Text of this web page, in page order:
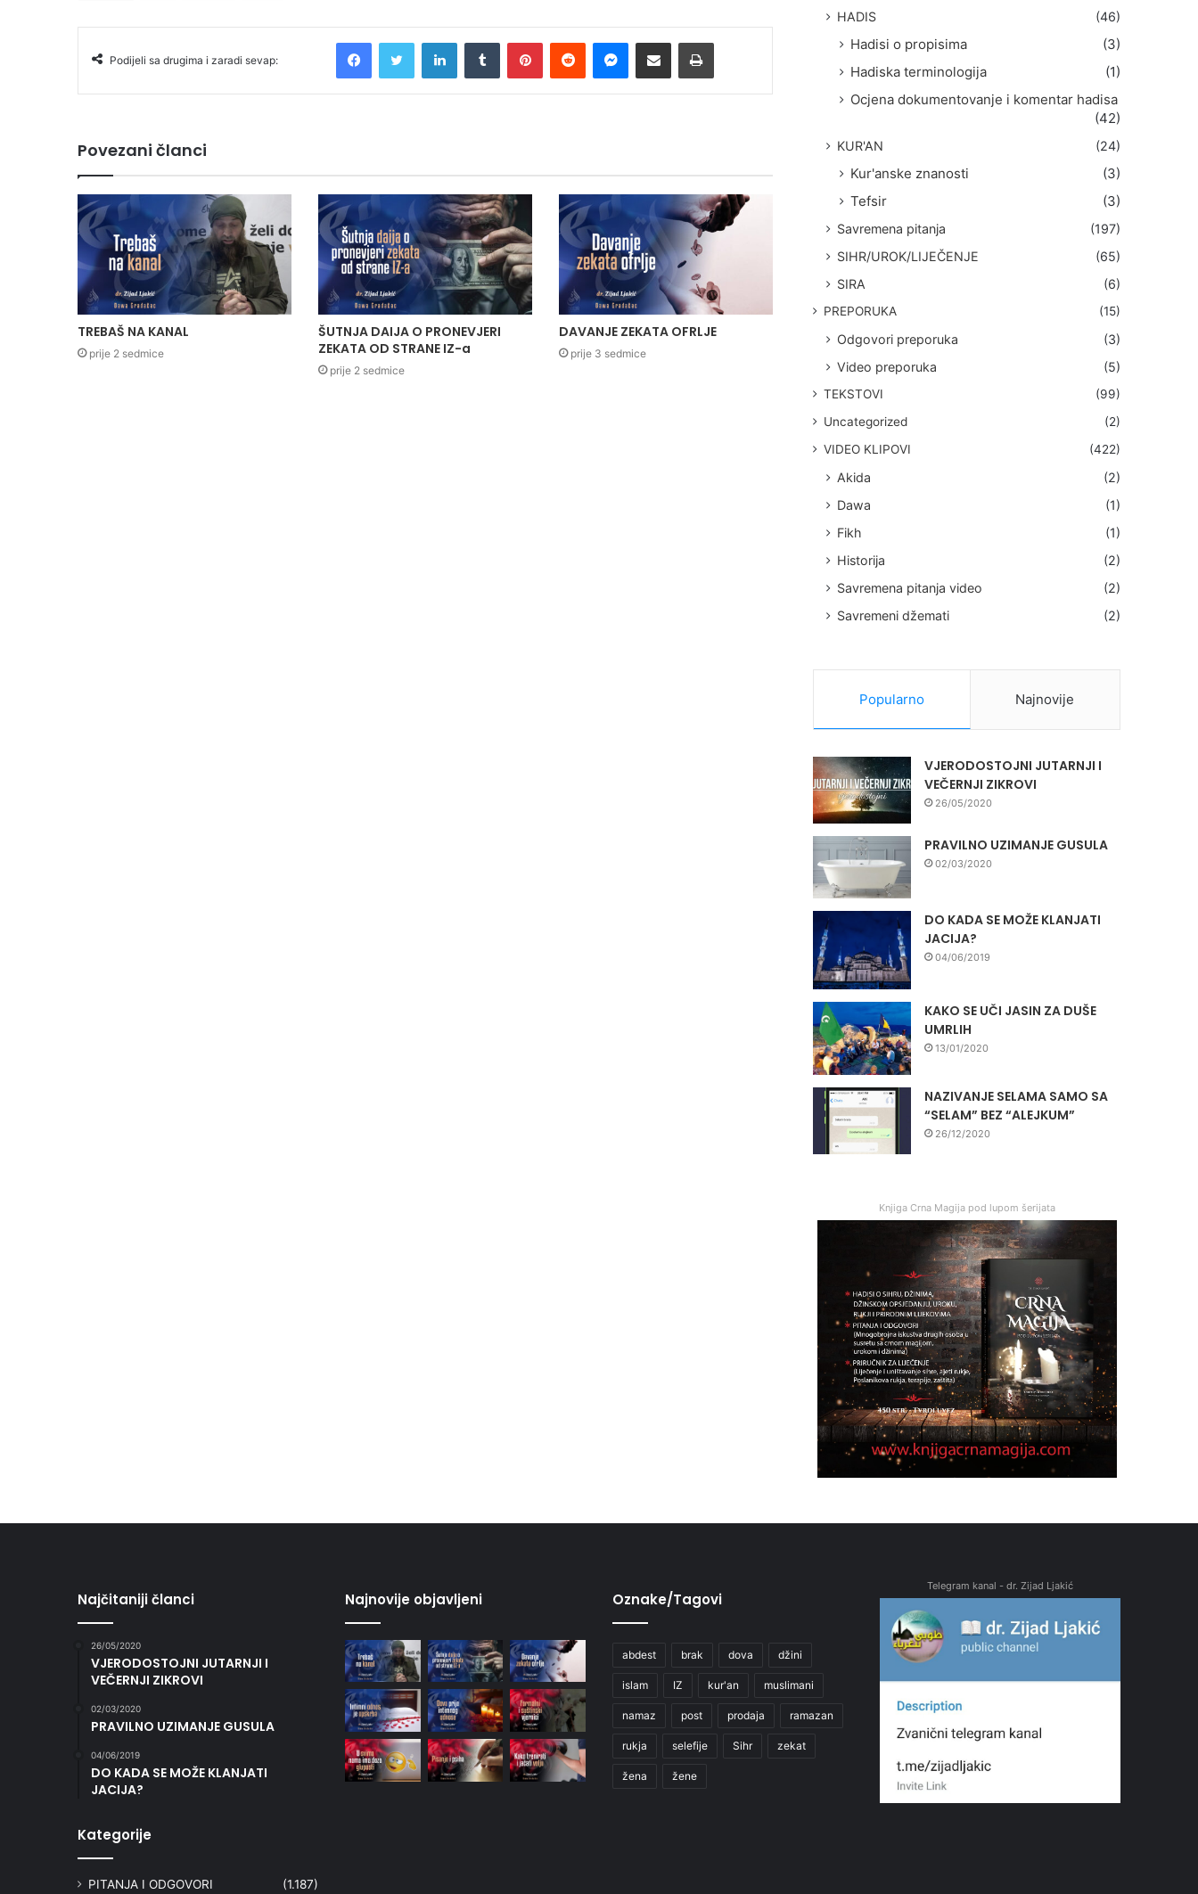
Podijeli sa drugima i zaradi sevap:
Povezani članci
TREBAŠ NA KANAL
prije 2 sedmice
ŠUTNJA DAIJA O PRONEVJERI
ZEKATA OD STRANE IZ-a
prije 2 sedmice
DAVANJE ZEKATA OFRLJE
prije 3 sedmice
HADIS (46)
Hadisi o propisima
(3)
Hadiska terminologija
(1)
Ocjena dokumentovanje i komentar hadisa
(42)
KUR'AN (24)
Kur'anske znanosti
(3)
Tefsir
(3)
Savremena pitanja
(197)
SIHR/UROK/LIJEČENJE
(65)
SIRA
(6)
PREPORUKA (15)
Odgovori preporuka
(3)
Video preporuka
(5)
TEKSTOVI
(99)
Uncategorized
(2)
VIDEO KLIPOVI
(422)
Akida
(2)
Dawa
(1)
Fikh
(1)
Historija
(2)
Savremena pitanja video
(2)
Savremeni džemati
(2)
Popularno Najnovije
VJERODOSTOJNI JUTARNJI I
VEČERNJI ZIKROVI
26/05/2020
PRAVILNO UZIMANJE GUSULA
02/03/2020
DO KADA SE MOŽE KLANJATI
JACIJA?
04/06/2019
KAKO SE UČI JASIN ZA DUŠE
UMRLIH
13/01/2020
NAZIVANJE SELAMA SAMO SA
“SELAM” BEZ “ALEJKUM”
26/12/2020
Knjiga Crna Magija pod lupom šerijata
Najčitaniji članci
26/05/2020
VJERODOSTOJNI JUTARNJI I
VEČERNJI ZIKROVI
02/03/2020
PRAVILNO UZIMANJE GUSULA
04/06/2019
DO KADA SE MOŽE KLANJATI
JACIJA?
Kategorije
PITANJA I ODGOVORI (1.187)
Najnovije objavljeni Oznake/Tagovi
abdest brak dova džini
islam IZ kur'an muslimani
namaz post prodaja ramazan
rukja selefije Sihr zekat
žena žene
Telegram kanal - dr. Zijad Ljakić